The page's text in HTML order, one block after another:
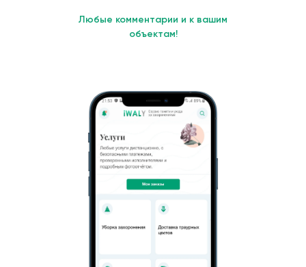
Любые комментарии и к вашим
объектам!